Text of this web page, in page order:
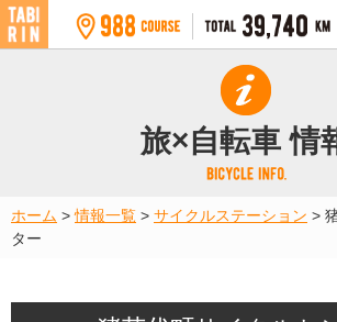
旅×自転車 情
ホーム >情報一覧 > サイクルステーション >
ター